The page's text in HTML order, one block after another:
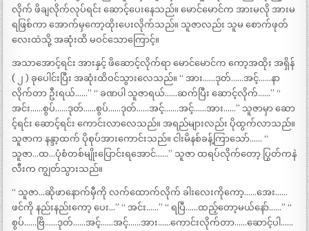
လိုက် ဖိချလိုက်လုပ်ရင်း ဆောင့်ပေးနေသည်။ မောင်မောင်က အားမလို အားမ
ရဖြစ်ကာ အောက်မှကော့ထိုးပေးလိုက်သည်။ သူဇာလည်း သူမ စောက်ဖုတ်
လေးထဲသို့ အဆုံးထိ မဝင်သောကြောင့်။
အသာအောင့်ရင်း အားနှင့် ဖိဆောင့်လိုက်ရာ မောင်မောင်က ကော့အထိုး အရှိန်
( ၂ ) ခုပေါင်းပြီး အဆုံးထိဝင်သွားလေသည်။ “ အား……ဒုတ်……အင့်……နာ
လိုက်တာ ဦးရယ်……” “ ခဏပါ သူဇာရယ်……ဆက်ပြီး ဆောင့်လိုက်……” “
အင်း……စွပ်……ဒုတ်……စွပ်……ဒုတ်……အင့်…….အင့်……အား……” သူဇာမှာ ဆော
င့်ရင်း ဆောင့်ရင်း ကောင်းလာလေသည်။ အရည်များလည်း ပိုထွက်လာသည်။
သူဇာက နန္ဒာ့ထက် ပိုစုပ်အားကောင်းသည်။ ငါးမိနစ်ခန့်ကြာသော်…… “
သူဇာ…ထ…ပုံစံတစ်မျိုးပြောင်းရအောင်……” သူဇာ ထရပ်လိုက်တော့ ပြွတ်ကနဲ
လီးက ကျွတ်သွားသည်။
“ သူဇာ…ဆိုဖာနောက်မှီကို လက်ထောက်လိုက် ခါးလေးကိုကော့……အေး……
ဖင်ကို နည်းနည်းကော့ ပေး…” “ အင်း……” “ ရပြီ……ထည့်တော့မယ်နော်……” “
စွပ်……ဗြိ……ဒုတ်……အင့်……အင့်……အား……ကောင်းလိုက်တာ……ဆောင့်ပါ……